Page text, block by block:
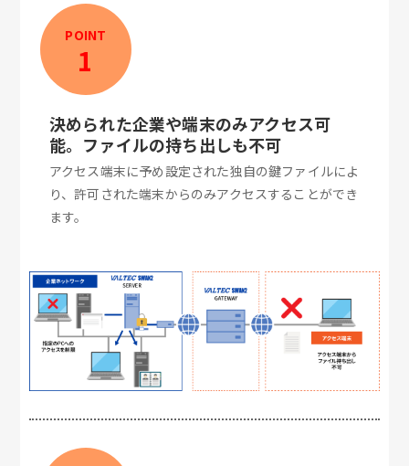
POINT
1
決められた企業や端末のみアクセス可
能。ファイルの持ち出しも不可
アクセス端末に予め設定された独自の鍵ファイルによ
り、許可された端末からのみアクセスすることができ
ます。